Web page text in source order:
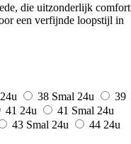
die uitzonderlijk comfort
een verfijnde loopstijl in
24u 38 Smal 24u
39
41 24u 41 Smal 24u
43 Smal 24u 44 24u